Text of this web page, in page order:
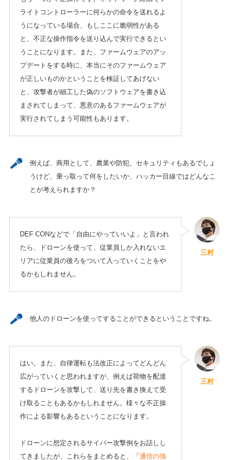
ライトコントローラーに何らかの命令を送れるよ
うになっている場合、もしここに脆弱性がある
と、不正な操作指令を送り込んで実行できるとい
うことになります。また、ファームウェアのアッ
プデートをする時に、本当にそのファームウェア
が正しいものかということを検証してあげない
と、攻撃者が細工した偽のソフトウェアを書き込
まされてしまって、悪意のあるファームウェアが
実行されてしまう可能性もあります。
例えば、商用として、農業や防犯、セキュリティもあるでしょ
うけど、乗っ取って何をしたいか、ハッカー目線ではどんなこ
とが考えられますか？
DEF CONなどで「自由にやっていいよ」と言われ
たら、ドローンを使って、従業員しか入れないエ
リアに従業員の後ろをついて入っていくことをや
るかもしれません。
三村
他人のドローンを使ってすることができるということですね。
はい。また、自律運転も法改正によってどんどん
広がっていくと思われますが、例えば荷物を配達
するドローンを攻撃して、送り先を書き換えて受
け取ることもあるかもしれません。様々な不正操
作による影響もあるということになります。
ドローンに想定されるサイバー攻撃例をお話しし
てきましたが、これらをまとめると、「 通信の強
三村